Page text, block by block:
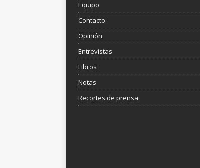
Equipo
Contacto
Opinión
Entrevistas
Libros
Notas
Recortes de prensa